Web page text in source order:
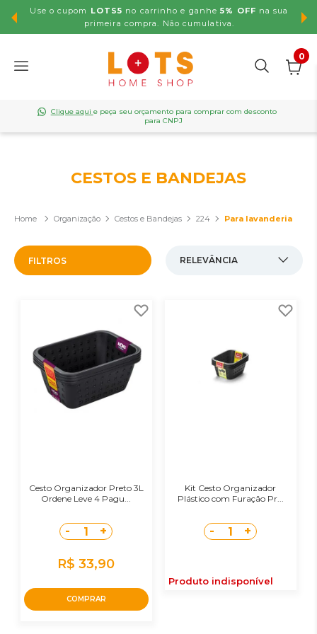
Use o cupom LOTS5 no carrinho e ganhe5% OFF na sua
primeira compra. Não cumulativa.
0
Clique aqui e peça seu orçamento para comprar com desconto
para CNPJ
CESTOS E BANDEJAS
Organização Cestos e Bandejas 224 Para lavanderia
FILTROS
Cesto Organizador Preto 3L
Ordene Leve 4 Pagu...
- 1 +
R$ 33,90
COMPRAR
Kit Cesto Organizador
Plástico com Furação Pr...
- 1 +
Produto indisponível